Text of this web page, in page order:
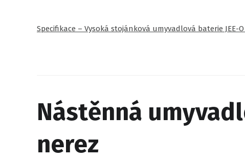
Specifikace – Vysoká stojánková umyvadlová baterie JEE-
Nástěnná
nerez